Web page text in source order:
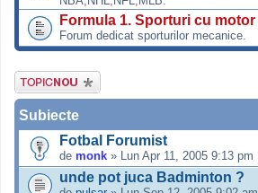
Formula 1. Sporturi cu motor
Forum dedicat sporturilor mecanice.
Scrie un subiect
nou
Subiecte
Fotbal Forumist
de monk » Lun Apr 11, 2005 9:13 pm
unde pot juca Badminton ?